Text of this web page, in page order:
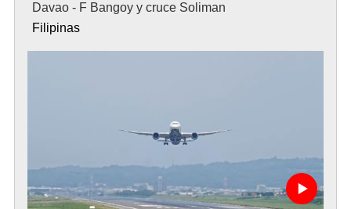
Davao - F Bangoy y cruce Soliman
Filipinas